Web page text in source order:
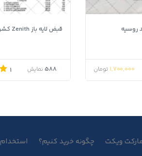
روسیه
1,700,000 تومان
قبض لایه باز Zenith کشور یونان
588 نمایش 1
ویکت چگونه خرید کنیم؟ استخدام